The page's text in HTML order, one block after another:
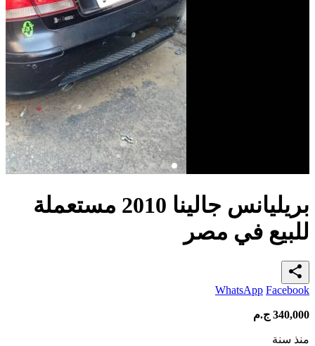
بريليانس جالينا 2010 مستعملة
للبيع في مصر
share
WhatsApp Facebook
340,000 ج.م
منذ سنة